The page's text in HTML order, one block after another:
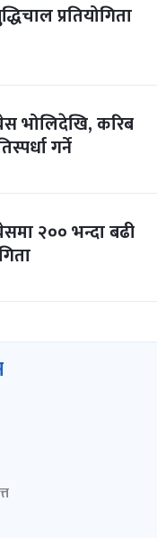
प्रतियोगिता
भोलिदेखि, करिब
गर्ने
२०० भन्दा बढी